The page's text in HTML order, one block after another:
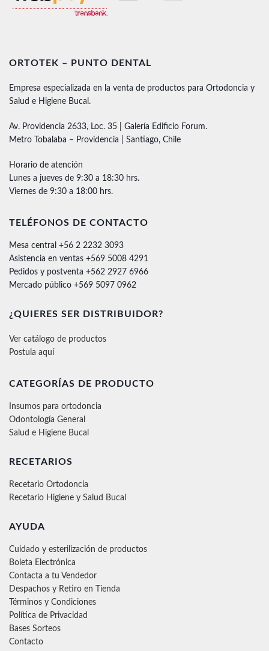
ORTOTEK – PUNTO DENTAL
Empresa especializada en la venta de productos para Ortodoncia y
Salud e Higiene Bucal.
Av. Providencia 2633, Loc. 35 | Galería Edificio Forum.
Metro Tobalaba – Providencia | Santiago, Chile
Horario de atención
Lunes a jueves de 9:30 a 18:30 hrs.
Viernes de 9:30 a 18:00 hrs.
TELÉFONOS DE CONTACTO
Mesa central +56 2 2232 3093
Asistencia en ventas +569 5008 4291
Pedidos y postventa +562 2927 6966
Mercado público +569 5097 0962
¿QUIERES SER DISTRIBUIDOR?
Ver catálogo de productos
Postula aquí
CATEGORÍAS DE PRODUCTO
Insumos para ortodoncia
Odontología General
Salud e Higiene Bucal
RECETARIOS
Recetario Ortodoncia
Recetario Higiene y Salud Bucal
AYUDA
Cuidado y esterilización de productos
Boleta Electrónica
Contacta a tu Vendedor
Despachos y Retiro en Tienda
Términos y Condiciones
Política de Privacidad
Bases Sorteos
Contacto